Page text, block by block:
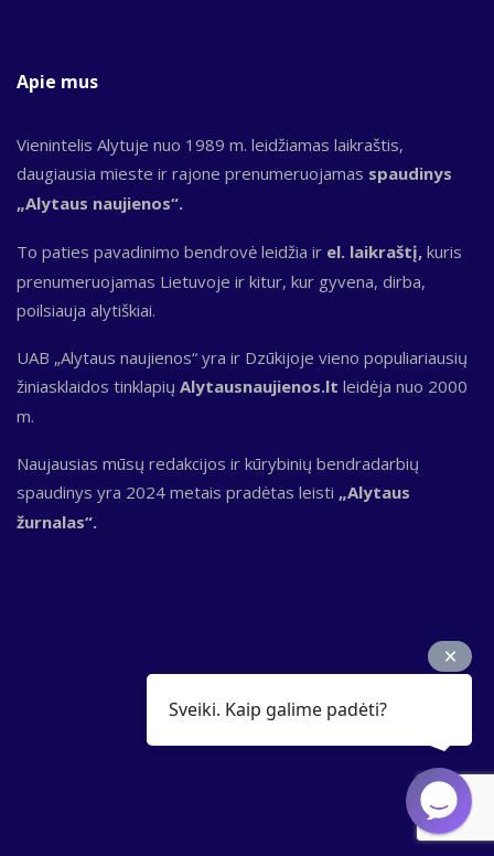
Apie mus
Vienintelis Alytuje nuo 1989 m. leidžiamas laikraštis,
daugiausia mieste ir rajone prenumeruojamas spaudinys
„Alytaus naujienos“.
To paties pavadinimo bendrovė leidžia ir el. laikraštį, kuris
prenumeruojamas Lietuvoje ir kitur, kur gyvena, dirba,
poilsiauja alytiškiai.
UAB „Alytaus naujienos“ yra ir Dzūkijoje vieno populiariausių
žiniasklaidos tinklapių Alytausnaujienos.lt leidėja nuo 2000
m.
Naujausias mūsų redakcijos ir kūrybinių bendradarbių
spaudinys yra 2024 metais pradėtas leisti „Alytaus
žurnalas“.
Sveiki. Kaip galime padėti?